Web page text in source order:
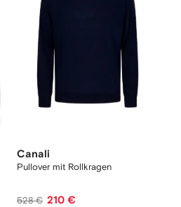
Canali
Pullover mit Rollkragen
528 € 210 €